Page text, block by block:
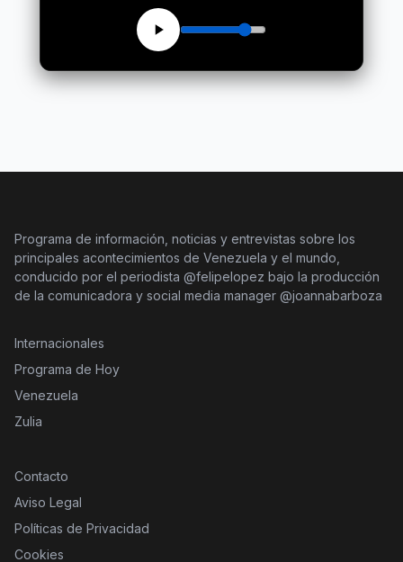
Programa de información, noticias y entrevistas sobre los
principales acontecimientos de Venezuela y el mundo,
conducido por el periodista @felipelopez bajo la producción
de la comunicadora y social media manager @joannabarboza
Internacionales
Programa de Hoy
Venezuela
Zulia
Contacto
Aviso Legal
Políticas de Privacidad
Cookies